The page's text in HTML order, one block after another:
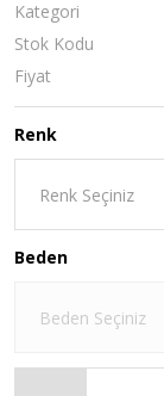
Kategori
Stok Kodu
Fiyat
Renk
Beden